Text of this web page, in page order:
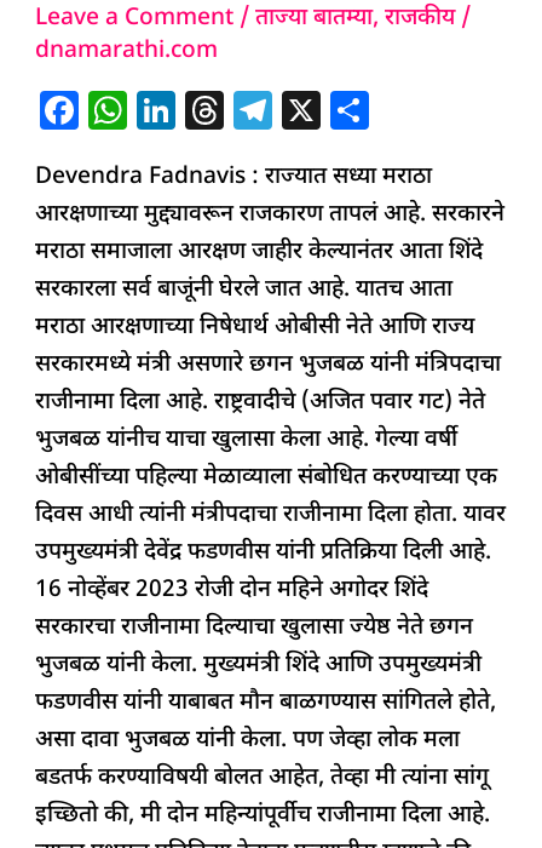
Leave a Comment /ताज्या बातम्या,राजकीय/
dnamarathi.com
F
c
e
b
o
o
k
W
at
s
A
p
p
Li
k
e
dI
n
T
re
a
d
s
T
e
g
ra
m
X
ar
e
Devendra Fadnavis : राज्यात सध्या मराठा
आरक्षणाच्या मुद्द्यावरून राजकारण तापलं आहे. सरकारने
मराठा समाजाला आरक्षण जाहीर केल्यानंतर आता शिंदे
सरकारला सर्व बाजूंनी घेरले जात आहे. यातच आता
मराठा आरक्षणाच्या निषेधार्थ ओबीसी नेते आणि राज्य
सरकारमध्ये मंत्री असणारे छगन भुजबळ यांनी मंत्रिपदाचा
राजीनामा दिला आहे. राष्ट्रवादीचे (अजित पवार गट) नेते
भुजबळ यांनीच याचा खुलासा केला आहे. गेल्या वर्षी
ओबीसींच्या पहिल्या मेळाव्याला संबोधित करण्याच्या एक
दिवस आधी त्यांनी मंत्रीपदाचा राजीनामा दिला होता. यावर
उपमुख्यमंत्री देवेंद्र फडणवीस यांनी प्रतिक्रिया दिली आहे.
16 नोव्हेंबर 2023 रोजी दोन महिने अगोदर शिंदे
सरकारचा राजीनामा दिल्याचा खुलासा ज्येष्ठ नेते छगन
भुजबळ यांनी केला. मुख्यमंत्री शिंदे आणि उपमुख्यमंत्री
फडणवीस यांनी याबाबत मौन बाळगण्यास सांगितले होते,
असा दावा भुजबळ यांनी केला. पण जेव्हा लोक मला
बडतर्फ करण्याविषयी बोलत आहेत, तेव्हा मी त्यांना सांगू
इच्छितो की, मी दोन महिन्यांपूर्वीच राजीनामा दिला आहे.
भुजबळ
यांनी
दिला
मंत्रिपदाचा
राजीनामा!
फडणवीस
म्हणाले,
मुख्यमंत्री
एकनाथ
शिंदेच
…..